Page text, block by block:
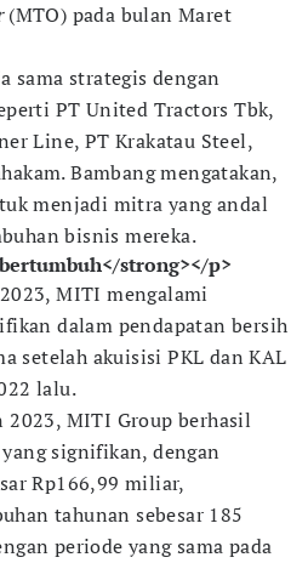
(MTO) pada bulan Maret
strategis dengan
PT United Tractors Tbk,
Line, PT Krakatau Steel,
Bambang mengatakan,
menjadi mitra yang andal
bisnis mereka.
strong></p>
MITI mengalami
dalam pendapatan bersih
setelah akuisisi PKL dan KAL
lalu.
2023, MITI Group berhasil
signifikan, dengan
Rp166,99 miliar,
tahunan sebesar 185
periode yang sama pada